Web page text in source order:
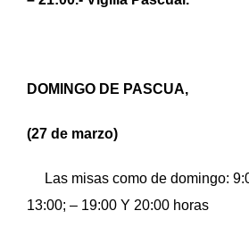
DOMINGO DE PASCUA,
(27 de marzo)
Las misas como de domingo:
13:00; – 19:00 Y 20:00 horas